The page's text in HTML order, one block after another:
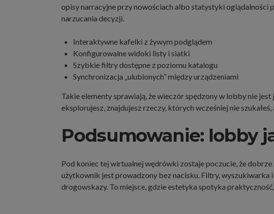
opisy narracyjne przy nowościach albo statystyki
narzucania decyzji.
Interaktywne kafelki z żywym podglądem
Konfigurowalne widoki listy i siatki
Szybkie filtry dostępne z poziomu katalogu
Synchronizacja „ulubionych” między urządzeniami
Takie elementy sprawiają, że wieczór spędzony w lobby nie
eksplorujesz, znajdujesz rzeczy, których wcześniej nie
Podsumowanie: lobby
Pod koniec tej wirtualnej wędrówki zostaje poczucie, że
użytkownik jest prowadzony bez nacisku. Filtry, wyszukiwarka
drogowskazy. To miejsce, gdzie estetyka spotyka